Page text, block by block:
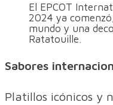
El EPCOT
2024 ya
mundo y una
Ratatouille.
Sabores
Platillos icónicos y